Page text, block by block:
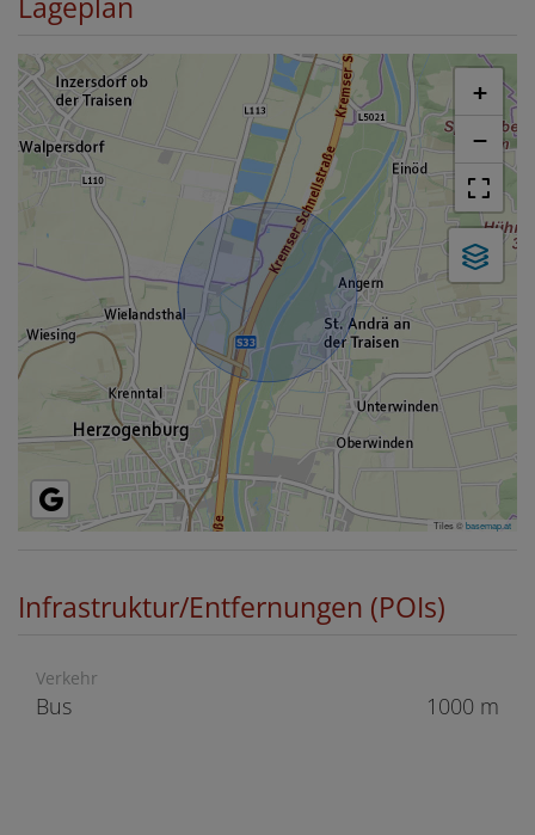
+
−
Tiles ©basemap.at
Infrastruktur/Entfernungen (POIs)
Verkehr
Bus 1000 m